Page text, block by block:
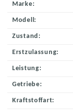
Marke:
Modell:
Zustand:
Erstzulassung:
Leistung:
Getriebe:
Kraftstoffart: